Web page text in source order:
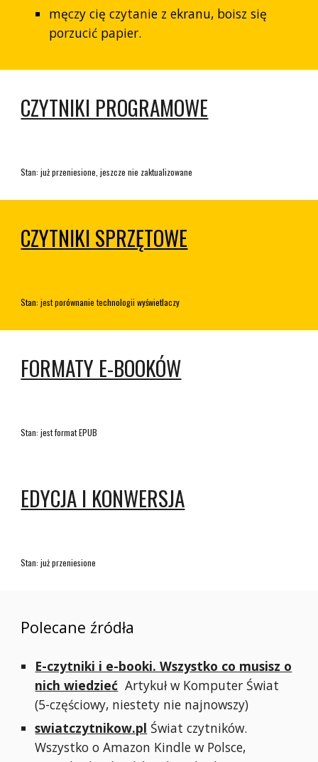
męczy cię czytanie z ekranu, boisz się
porzucić papier.
CZYTNIKI PROGRAMOWE
Stan: już przeniesione, jeszcze nie zaktualizowane
CZYTNIKI SPRZĘTOWE
Stan: jest porównanie technologii wyświetlaczy
FORMATY E-BOOKÓW
Stan: jest format EPUB
EDYCJA I KONWERSJA
Stan: już przeniesione
Polecane źródła
E-czytniki i e-booki. Wszystko co musisz o
nich wiedzieć Artykuł w Komputer Świat
(5-częściowy, niestety nie najnowszy)
swiatczytnikow.pl Świat czytników.
Wszystko o Amazon Kindle w Polsce,